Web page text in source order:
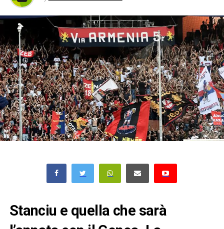
Stanciu e quella che sarà